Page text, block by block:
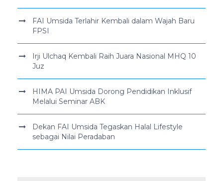
FAI Umsida Terlahir Kembali dalam Wajah Baru
FPSI
Irji Ulchaq Kembali Raih Juara Nasional MHQ 10
Juz
HIMA PAI Umsida Dorong Pendidikan Inklusif
Melalui Seminar ABK
Dekan FAI Umsida Tegaskan Halal Lifestyle
sebagai Nilai Peradaban